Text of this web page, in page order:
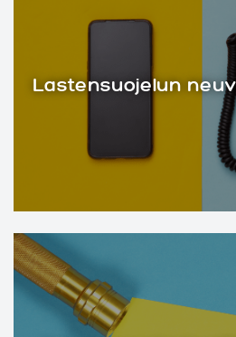
Lastensuojelun